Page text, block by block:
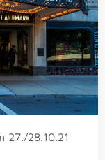
27./28.10.21